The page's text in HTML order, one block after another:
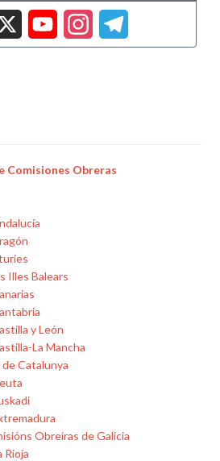
X
Comisiones Obreras
Illes Balears
y León
La Mancha
Catalunya
Obreiras de Galicia
Rioja